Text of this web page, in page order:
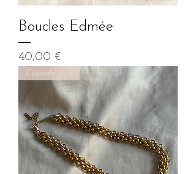
Boucles Edmée
Prix
40,00 €
Capsule Juin